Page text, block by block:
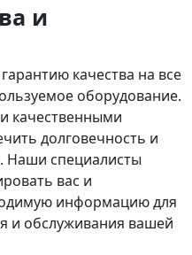
и
качества на все
оборудование.
качественными
долговечность и
Наши специалисты
вас и
информацию для
и обслуживания вашей